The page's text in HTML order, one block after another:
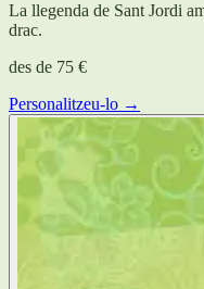
La llegenda de Sant Jordi
drac.
des de 75 €
Personalitzeu-lo →